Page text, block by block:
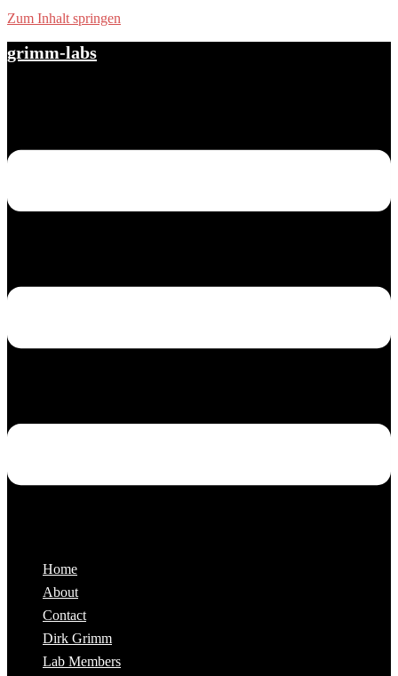
Zum Inhalt springen
grimm-labs
Home
About
Contact
Dirk Grimm
Lab Members